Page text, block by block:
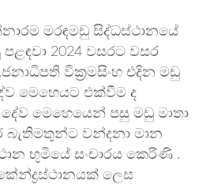
මරඳමඩු සිද්ධස්ථානයේ
2024 වසරට වසර
වික්‍රමසිංහ එදින මඩු
මෙහෙයට එක්වීම ද
මෙහෙයෙන් පසු මඩු මාතා
බැතිමතුන්ට වන්දනා මාන
භූමියේ සංචාරය කෙරිණි .
ලෙස